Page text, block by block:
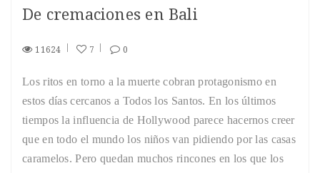
De cremaciones en Bali
11624 7 0
Los ritos en torno a la muerte cobran protagonismo en
estos días cercanos a Todos los Santos. En los últimos
tiempos la influencia de Hollywood parece hacernos creer
que en todo el mundo los niños van pidiendo por las casas
caramelos. Pero quedan muchos rincones en los que los